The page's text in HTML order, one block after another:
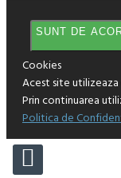
SUNT DE
Cookies
Acest site
Prin continuarea
Politica de